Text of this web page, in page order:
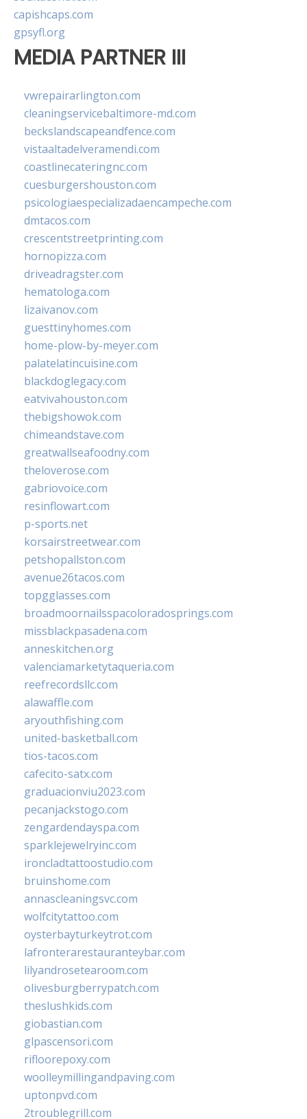
capishcaps.com
gpsyfl.org
MEDIA PARTNER III
vwrepairarlington.com
cleaningservicebaltimore-md.com
beckslandscapeandfence.com
vistaaltadelveramendi.com
coastlinecateringnc.com
cuesburgershouston.com
psicologiaespecializadaencampeche.com
dmtacos.com
crescentstreetprinting.com
hornopizza.com
driveadragster.com
hematologa.com
lizaivanov.com
guesttinyhomes.com
home-plow-by-meyer.com
palatelatincuisine.com
blackdoglegacy.com
eatvivahouston.com
thebigshowok.com
chimeandstave.com
greatwallseafoodny.com
theloverose.com
gabriovoice.com
resinflowart.com
p-sports.net
korsairstreetwear.com
petshopallston.com
avenue26tacos.com
topgglasses.com
broadmoornailsspacoloradosprings.com
missblackpasadena.com
anneskitchen.org
valenciamarketytaqueria.com
reefrecordsllc.com
alawaffle.com
aryouthfishing.com
united-basketball.com
tios-tacos.com
cafecito-satx.com
graduacionviu2023.com
pecanjackstogo.com
zengardendayspa.com
sparklejewelryinc.com
ironcladtattoostudio.com
bruinshome.com
annascleaningsvc.com
wolfcitytattoo.com
oysterbayturkeytrot.com
lafronterarestauranteybar.com
lilyandrosetearoom.com
olivesburgberrypatch.com
theslushkids.com
giobastian.com
glpascensori.com
rifloorepoxy.com
woolleymillingandpaving.com
uptonpvd.com
2troublegrill.com